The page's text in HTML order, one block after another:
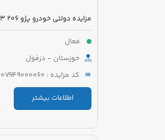
فعال
خوزستان - دزفول
کد مزایده : 5221007949000060
اطلاعات بیشتر